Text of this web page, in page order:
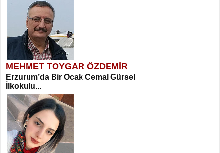
MEHMET TOYGAR ÖZDEMİR
Erzurum’da Bir Ocak Cemal Gürsel
İlkokulu...